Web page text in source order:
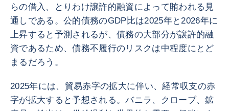
らの借入、とりわけ譲許的融資によって賄われる見
通しである。公的債務のGDP比は2025年と2026年に
上昇すると予測されるが、債務の大部分が譲許的融
資であるため、債務不履行のリスクは中程度にとど
まるだろう。
2025年には、貿易赤字の拡大に伴い、経常収支の赤
字が拡大すると予想される。バニラ、クローブ、鉱